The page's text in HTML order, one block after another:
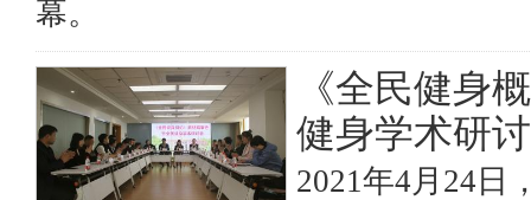
幕。
《全民健身
健身学术研
2021年4月24日